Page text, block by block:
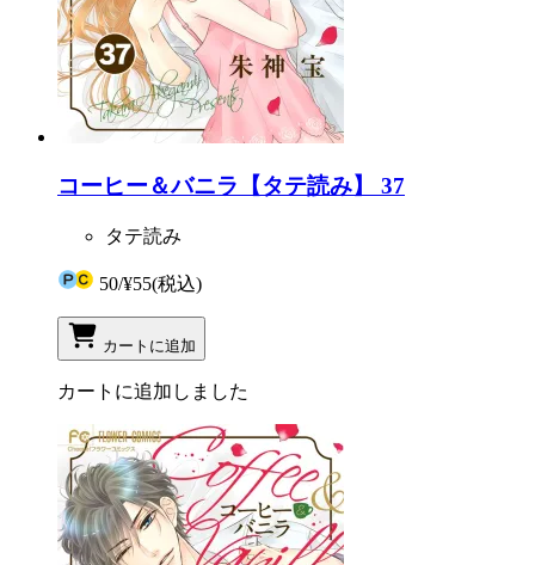
コーヒー＆バニラ【タテ読み】 37
タテ読み
50/¥55(税込)
カートに追加
カートに追加しました